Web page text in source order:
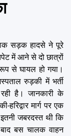
सड़क हादसे ने पूरे
में आने से दो छात्रों
से घायल हो गया।
रुड़की में भर्ती
है। जानकारी के
मार्ग पर एक
जबरदस्त थी कि
बस चालक वाहन